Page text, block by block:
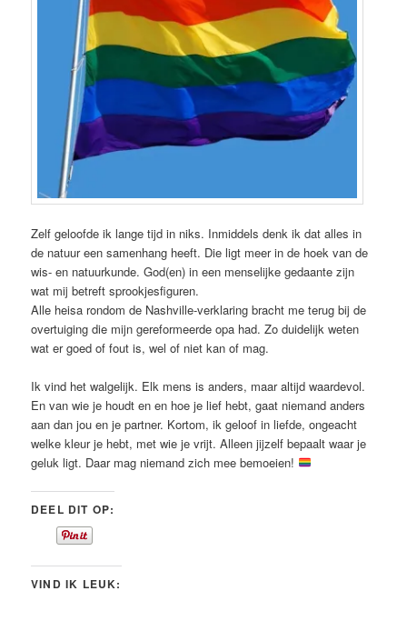
Zelf geloofde ik lange tijd in niks. Inmiddels denk ik dat alles in
de natuur een samenhang heeft. Die ligt meer in de hoek van de
wis- en natuurkunde. God(en) in een menselijke gedaante zijn
wat mij betreft sprookjesfiguren.
Alle heisa rondom de Nashville-verklaring bracht me terug bij de
overtuiging die mijn gereformeerde opa had. Zo duidelijk weten
wat er goed of fout is, wel of niet kan of mag.
Ik vind het walgelijk. Elk mens is anders, maar altijd waardevol.
En van wie je houdt en en hoe je lief hebt, gaat niemand anders
aan dan jou en je partner. Kortom, ik geloof in liefde, ongeacht
welke kleur je hebt, met wie je vrijt. Alleen jijzelf bepaalt waar je
geluk ligt. Daar mag niemand zich mee bemoeien!
DEEL DIT OP:
VIND IK LEUK: